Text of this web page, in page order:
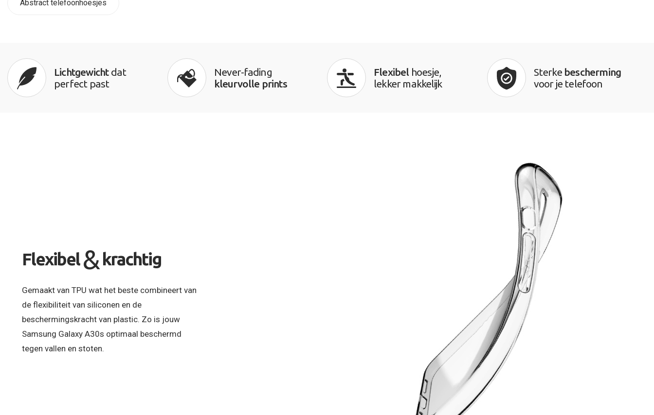
Abstract telefoonhoesjes
Lichtgewichtdat
perfect past
Never-fading
kleurvolle prints
Flexibel hoesje,
lekker makkelijk
Sterke bescherming
voor je telefoon
Flexibel & krachtig
Gemaakt van TPU wat het beste combineert van
de flexibiliteit van siliconen en de
beschermingskracht van plastic. Zo is jouw
Samsung Galaxy A30s optimaal beschermd
tegen vallen en stoten.